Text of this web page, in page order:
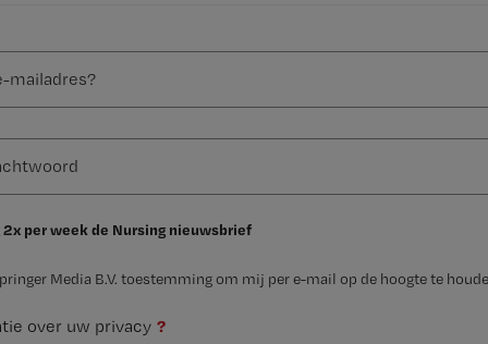
2x per week de Nursing nieuwsbrief
Media B.V. toestemming om mij per e-mail op de hoogte te
over uw privacy ?